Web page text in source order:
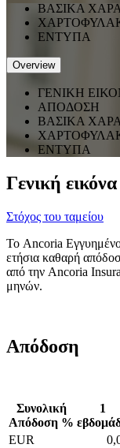
ΒΑΣΙΚΑ
ΕΝΤΥΠΑ
Overview
ΓΕΝΙΚΗ
ΑΠΟΔΟΣΗ
ΒΑΣΙΚΑ
ΕΝΤΥΠΑ
Γενική εικόνα
Στόχος του ταμείου
Το Ancoria Εγγυημένο
ετήσια καθαρή
από την Ancoria
μηνών.
Απόδοση
Συνολική
Απόδοση %
1
EUR